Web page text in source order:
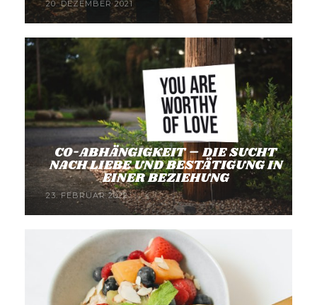
20. DEZEMBER 2021
CO-ABHÄNGIGKEIT – DIE SUCHT
NACH LIEBE UND BESTÄTIGUNG IN
EINER BEZIEHUNG
23. FEBRUAR 2022